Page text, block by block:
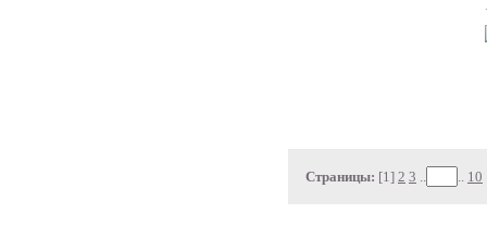
Страницы: [1] 2 3 .. .. 10